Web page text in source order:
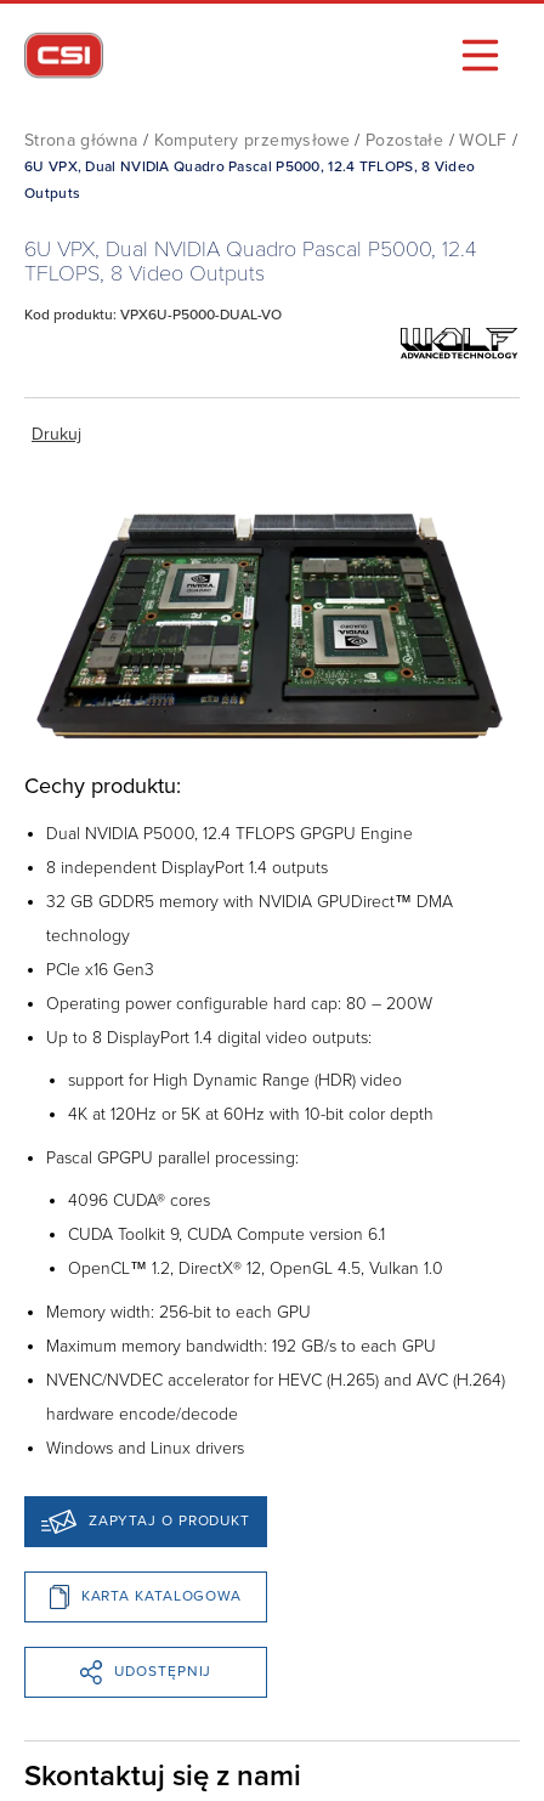
Strona główna / Komputery przemysłowe / Pozostałe /WOLF /
6U VPX, Dual NVIDIA Quadro Pascal P5000, 12.4 TFLOPS, 8 Video
Outputs
6U VPX, Dual NVIDIA Quadro Pascal P5000, 12.4
TFLOPS, 8 Video Outputs
Kod produktu: VPX6U-P5000-DUAL-VO
Drukuj
Cechy produktu:
Dual NVIDIA P5000, 12.4 TFLOPS GPGPU Engine
8 independent DisplayPort 1.4 outputs
32 GB GDDR5 memory with NVIDIA GPUDirect™ DMA
technology
PCIe x16 Gen3
Operating power configurable hard cap: 80 – 200W
Up to 8 DisplayPort 1.4 digital video outputs:
support for High Dynamic Range (HDR) video
4K at 120Hz or 5K at 60Hz with 10-bit color depth
Pascal GPGPU parallel processing:
4096 CUDA® cores
CUDA Toolkit 9, CUDA Compute version 6.1
OpenCL™ 1.2, DirectX® 12, OpenGL 4.5, Vulkan 1.0
Memory width: 256-bit to each GPU
Maximum memory bandwidth: 192 GB/s to each GPU
NVENC/NVDEC accelerator for HEVC (H.265) and AVC (H.264)
hardware encode/decode
Windows and Linux drivers
ZAPYTAJ O PRODUKT
KARTA KATALOGOWA
UDOSTĘPNIJ
Skontaktuj się z nami